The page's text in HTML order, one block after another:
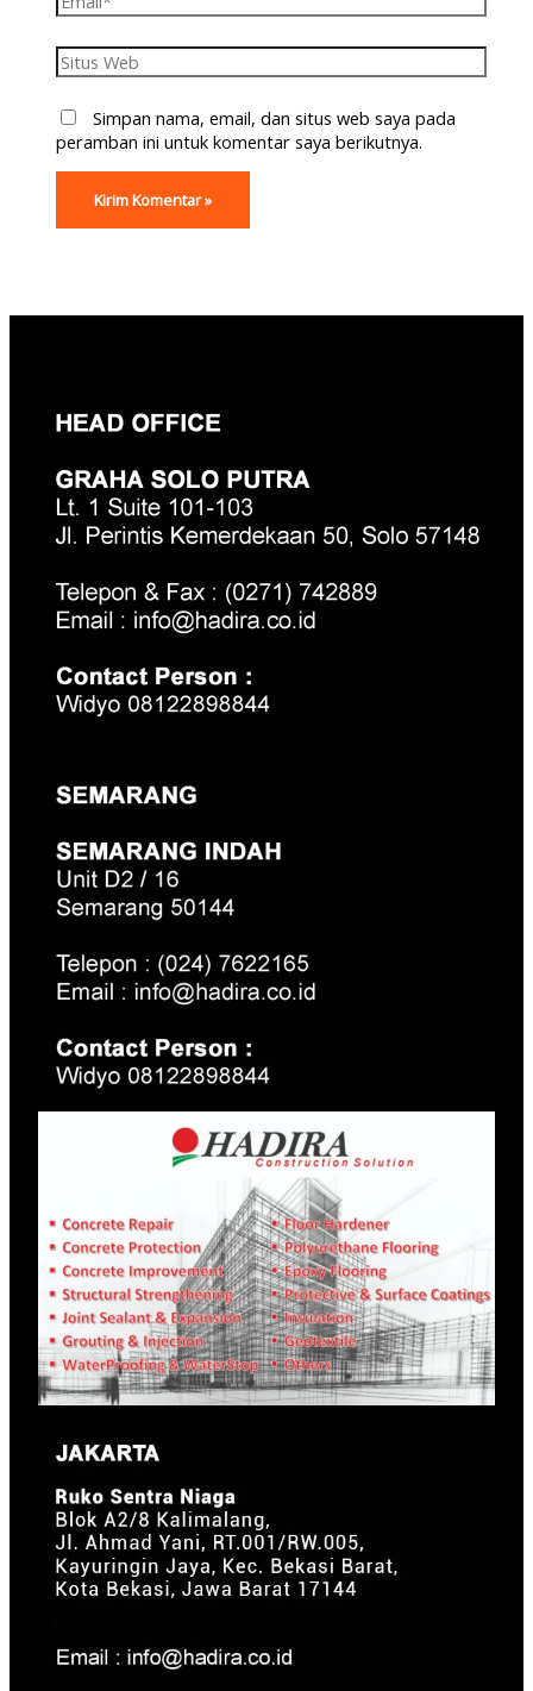
Simpan nama, email, dan situs web saya pada
peramban ini untuk komentar saya berikutnya.